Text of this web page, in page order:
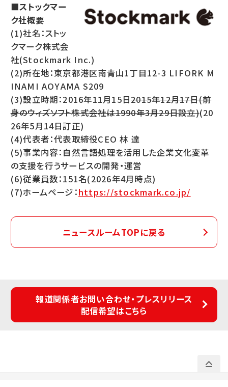
■ストックマー
ク社概要
(1)社名：ストッ
クマーク株式会
社(Stockmark Inc.)
(2)所在地：東京都港区南青山1丁目12-3 LIFORK M
INAMI AOYAMA S209
(3)設立時期：2016年11月15日2015年12月17日(前
身のウィズソフト株式会社は1990年3月29日設立)(20
26年5月14日訂正)
(4)代表者：代表取締役CEO 林 達
(5)事業内容：自然言語処理を活用した企業文化変革
の支援を行うサービスの開発・運営
(6)従業員数：151名(2026年4月時点)
(7)ホームページ：https://stockmark.co.jp/
ニュースルームTOPに戻る
報道関係者お問い合わせ・プレスリリース
配信希望はこちら